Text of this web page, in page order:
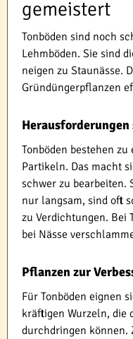
gemeistert
Tonböden sind noch
Lehmböden. Sie sind
neigen zu Staunässe.
Gründüngerpflanzen
Herausforderungen
Tonböden bestehen
Partikeln. Das macht
schwer zu bearbeiten.
nur langsam, sind oft
zu Verdichtungen. Bei
bei Nässe
Pflanzen zur
Für Tonböden eignen
kräftigen Wurzeln, die
durchdringen können.